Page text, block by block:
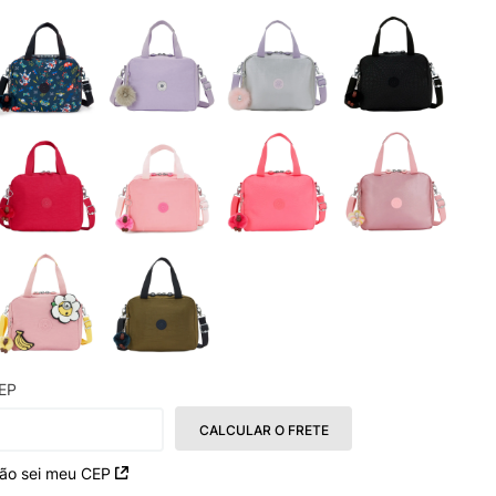
sei meu CEP
CALCULAR O FRETE